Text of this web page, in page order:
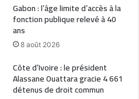
Gabon : l’âge limite d’accès à la
fonction publique relevé à 40
ans
8 août 2026
Côte d’Ivoire : le président
Alassane Ouattara gracie 4 661
détenus de droit commun